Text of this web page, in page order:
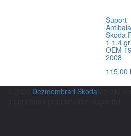
Suport
Skoda
1 1.4 gri
OEM
2008
115.00
Dezmembrari Skoda